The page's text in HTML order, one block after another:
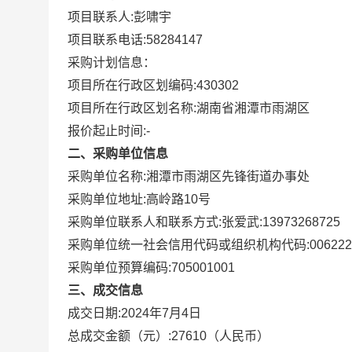
项目联系人:彭啸宇
项目联系电话:58284147
采购计划信息：
项目所在行政区划编码:430302
项目所在行政区划名称:湖南省湘潭市雨湖区
报价起止时间:-
二、采购单位信息
采购单位名称:湘潭市雨湖区先锋街道办事处
采购单位地址:高岭路10号
采购单位联系人和联系方式:张爱武:13973268725
采购单位统一社会信用代码或组织机构代码:
采购单位预算编码:705001001
三、成交信息
成交日期:2024年7月4日
总成交金额（元）:27610 （人民币）